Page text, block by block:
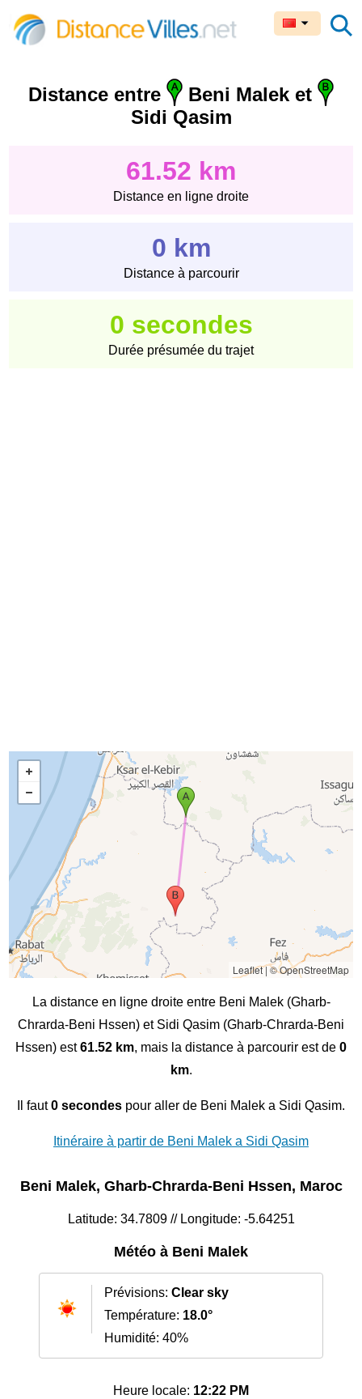
Distance entre
Beni Malek et
Sidi Qasim
61.52 km
Distance en ligne droite
0 km
Distance à parcourir
0 secondes
Durée présumée du trajet
Leaflet|© OpenStreetMap
La distance en ligne droite entre Beni Malek (Gharb-
Chrarda-Beni Hssen) et Sidi Qasim (Gharb-Chrarda-Beni
Hssen) est61.52 km, mais la distance à parcourir est de 0
km.
Il faut0 secondes pour aller de Beni Malek a Sidi Qasim.
Itinéraire à partir de Beni Malek a Sidi Qasim
Beni Malek, Gharb-Chrarda-Beni Hssen, Maroc
Latitude: 34.7809 // Longitude: -5.64251
Météo à Beni Malek
Prévisions: Clear sky
Température: 18.0°
Humidité: 40%
Heure locale: 12:22 PM